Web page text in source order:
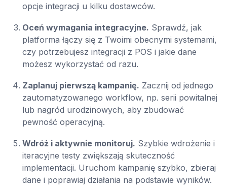
opcje integracji u kilku dostawców.
Oceń wymagania integracyjne. Sprawdź, jak
platforma łączy się z Twoimi obecnymi systemami,
czy potrzebujesz integracji z POS i jakie dane
możesz wykorzystać od razu.
Zaplanuj pierwszą kampanię. Zacznij od jednego
zautomatyzowanego workflow, np. serii powitalnej
lub nagród urodzinowych, aby zbudować
pewność operacyjną.
Wdróż i aktywnie monitoruj. Szybkie wdrożenie i
iteracyjne testy zwiększają skuteczność
implementacji. Uruchom kampanię szybko, zbieraj
dane i poprawiaj działania na podstawie wyników.